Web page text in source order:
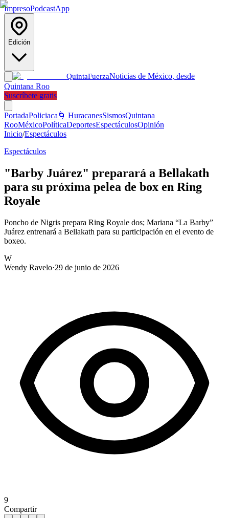
ImpresoPodcastApp
Edición
QuintaFuerzaNoticias de México, desde
Quintana Roo
Suscríbete gratis
PortadaPoliciaca 🌀 HuracanesSismosQuintana
RooMéxicoPolíticaDeportesEspectáculosOpinión
Inicio/Espectáculos
Espectáculos
"Barby Juárez" preparará a Bellakath
para su próxima pelea de box en Ring
Royale
Poncho de Nigris prepara Ring Royale dos; Mariana “La Barby”
Juárez entrenará a Bellakath para su participación en el evento de
boxeo.
W
Wendy Ravelo·29 de junio de 2026
9
Compartir